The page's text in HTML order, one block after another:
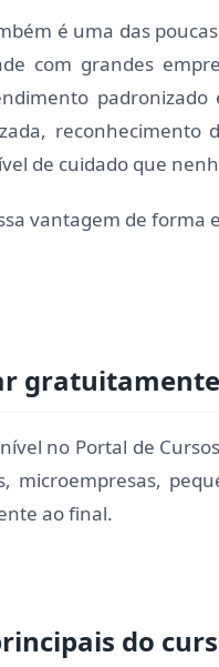
é uma das
com grandes
de cuidado que
vantagem de forma
gratuitamente
no Portal de
microempresas,
ao final.
do